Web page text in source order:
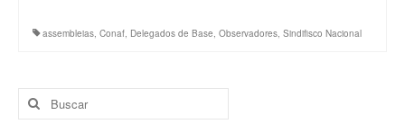
assembleias Conaf Delegados de Base Observadores Sindifisco Nacional
Buscar
por: